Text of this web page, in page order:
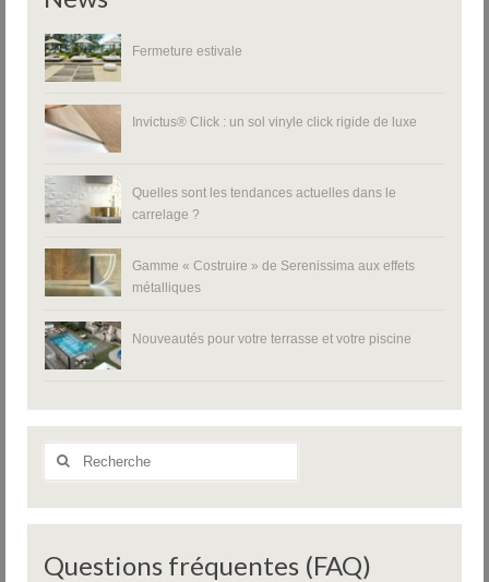
Fermeture estivale
Invictus® Click : un sol vinyle click rigide de luxe
Quelles sont les tendances actuelles dans le
carrelage ?
Gamme « Costruire » de Serenissima aux effets
métalliques
Nouveautés pour votre terrasse et votre piscine
Rechercher
Questions fréquentes (FAQ)